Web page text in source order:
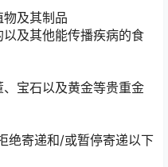
及其制品
及其他能传播疾病的食
宝石以及黄金等贵重金
绝寄递和/或暂停寄递以下